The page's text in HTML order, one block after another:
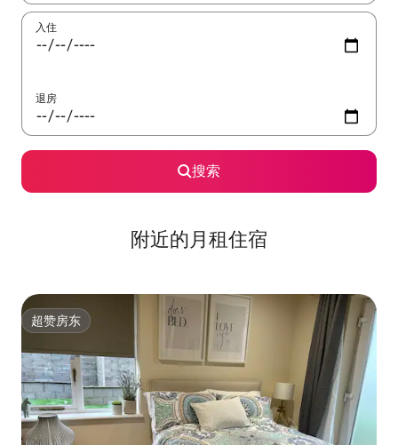
入住
退房
搜索
附近的月租住宿
超赞房东
超赞房东